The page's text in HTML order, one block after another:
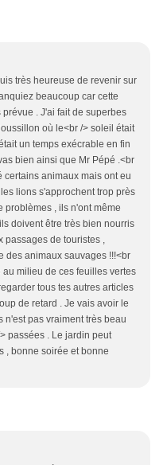
très heureuse de revenir sur
beaucoup car cette
. J'ai fait de superbes
où le<br /> soleil était
un temps exécrable en fin
bien ainsi que Mr Pépé .<br
certains animaux mais ont eu
lions s'approchent trop près
problèmes , ils n'ont même
doivent être très bien nourris
passages de touristes ,
des animaux sauvages !!!<br
milieu de ces feuilles vertes
tous tes autres articles
de retard . Je vais avoir le
n'est pas vraiment très beau
passées . Le jardin peut
, bonne soirée et bonne